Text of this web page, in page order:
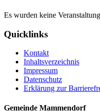
Es wurden keine
Quicklinks
Kontakt
Inhaltsverzeichnis
Impressum
Datenschutz
Erklärung zur
Gemeinde Mammendorf